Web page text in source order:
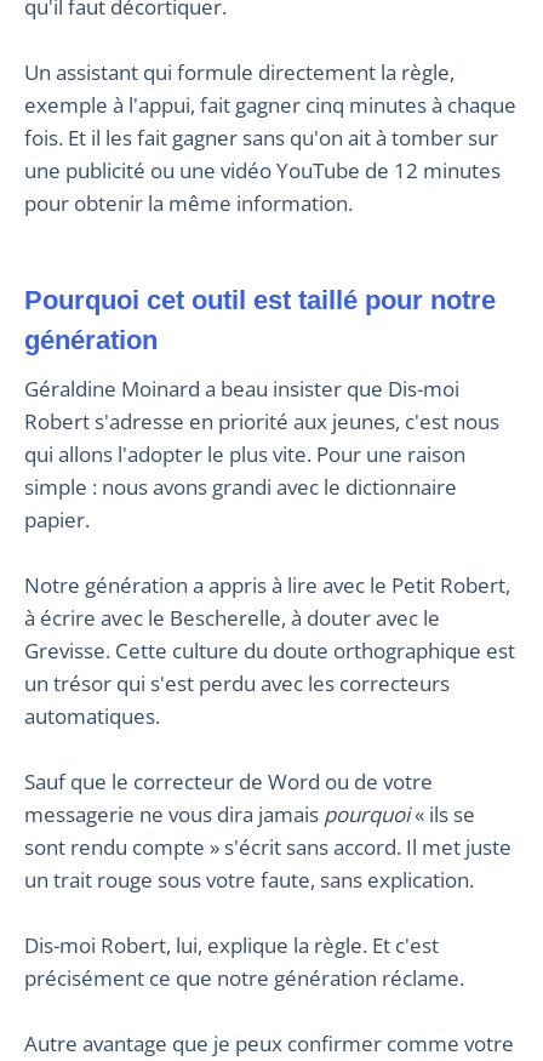
qu'il faut décortiquer.
Un assistant qui formule directement la règle,
exemple à l'appui, fait gagner cinq minutes à chaque
fois. Et il les fait gagner sans qu'on ait à tomber sur
une publicité ou une vidéo YouTube de 12 minutes
pour obtenir la même information.
Pourquoi cet outil est taillé pour notre
génération
Géraldine Moinard a beau insister que Dis-moi
Robert s'adresse en priorité aux jeunes, c'est nous
qui allons l'adopter le plus vite. Pour une raison
simple : nous avons grandi avec le dictionnaire
papier.
Notre génération a appris à lire avec le Petit Robert,
à écrire avec le Bescherelle, à douter avec le
Grevisse. Cette culture du doute orthographique est
un trésor qui s'est perdu avec les correcteurs
automatiques.
Sauf que le correcteur de Word ou de votre
messagerie ne vous dira jamais pourquoi« ils se
sont rendu compte » s'écrit sans accord. Il met juste
un trait rouge sous votre faute, sans explication.
Dis-moi Robert, lui, explique la règle. Et c'est
précisément ce que notre génération réclame.
Autre avantage que je peux confirmer comme votre